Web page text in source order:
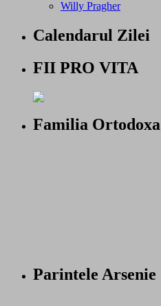
Willy Pragher
Calendarul Zilei
FII PRO VITA
Familia Ortodoxa
Parintele Arsenie